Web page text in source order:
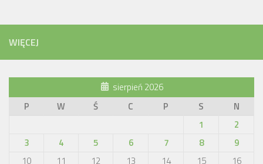
WIĘCEJ
sierpień 2026
P
W Ś C P S
N
1
2
3
4 5 6 7 8
9
10
11 12 13 14 15
16